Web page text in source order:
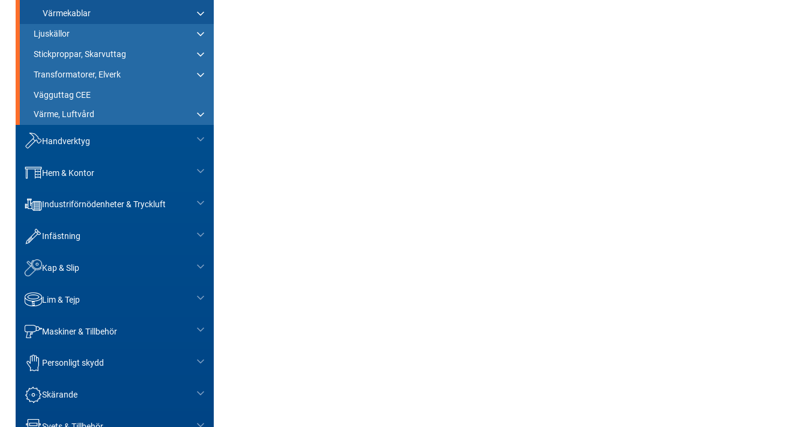
Värmekablar
Ljuskällor
Stickproppar, Skarvuttag
Transformatorer, Elverk
Vägguttag CEE
Värme, Luftvård
Handverktyg
Hem & Kontor
Industriförnödenheter & Tryckluft
Infästning
Kap & Slip
Lim & Tejp
Maskiner & Tillbehör
Personligt skydd
Skärande